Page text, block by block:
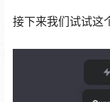
接下来我们试试这